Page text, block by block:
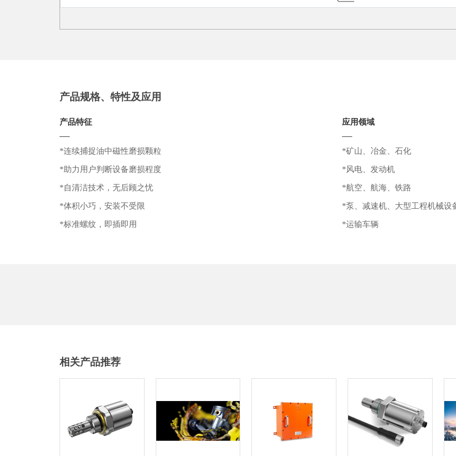
产品规格、特性及应用
产品特征
*连续捕捉油中磁性磨损颗粒
*助力用户判断设备磨损程度
*自清洁技术，无后顾之忧
*体积小巧，安装不受限
*标准螺纹，即插即用
应用领域
*矿山、冶金、石化
*风电、发动机
*航空、航海、铁路
*泵、减速机、大型工程机械设
*运输车辆
相关产品推荐